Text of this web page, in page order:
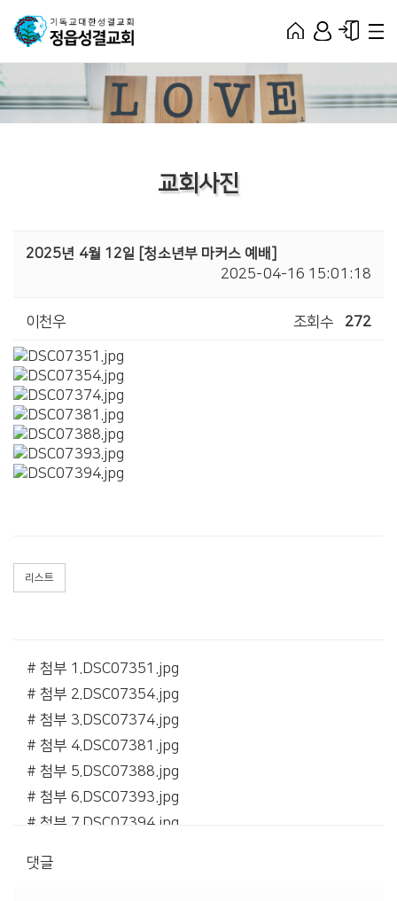
교회사진
2025년 4월 12일 [청소년부 마커스 예배]
2025-04-16 15:01:18
이천우 조회수 272
리스트
# 첨부 1.DSC07351.jpg
# 첨부 2.DSC07354.jpg
# 첨부 3.DSC07374.jpg
# 첨부 4.DSC07381.jpg
# 첨부 5.DSC07388.jpg
# 첨부 6.DSC07393.jpg
# 첨부 7.DSC07394.jpg
댓글